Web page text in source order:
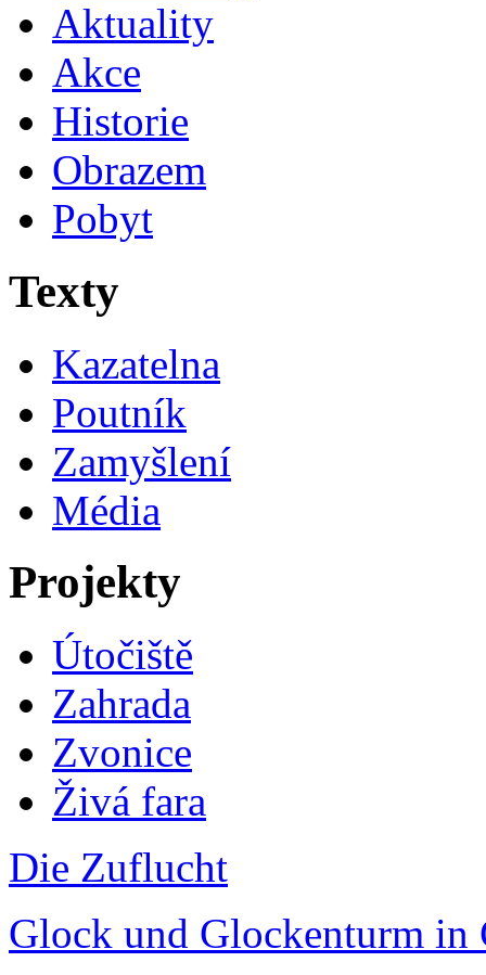
Aktuality
Akce
Historie
Obrazem
Pobyt
Texty
Kazatelna
Poutník
Zamyšlení
Média
Projekty
Útočiště
Zahrada
Zvonice
Živá fara
Die Zuflucht
Glock und Glockenturm in